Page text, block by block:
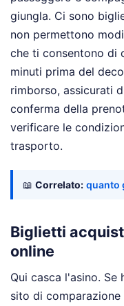
giungla. Ci sono
non permettono
che ti consentono di
minuti prima del
rimborso, assicurati
conferma della
verificare le
trasporto.
📖 Correlato: quanto
Biglietti
online
Qui casca l'asino.
sito di